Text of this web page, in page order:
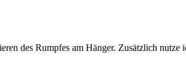
des Rumpfes am Hänger. Zusätzlich nutze